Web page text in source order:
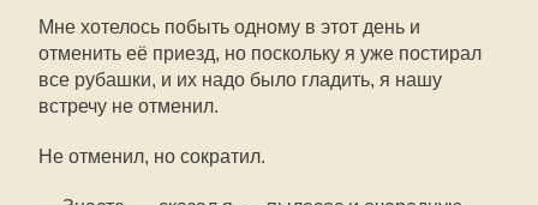
Мне хотелось побыть одному в этот день и
отменить её приезд, но поскольку я уже постирал
все рубашки, и их надо было гладить, я нашу
встречу не отменил.
Не отменил, но сократил.